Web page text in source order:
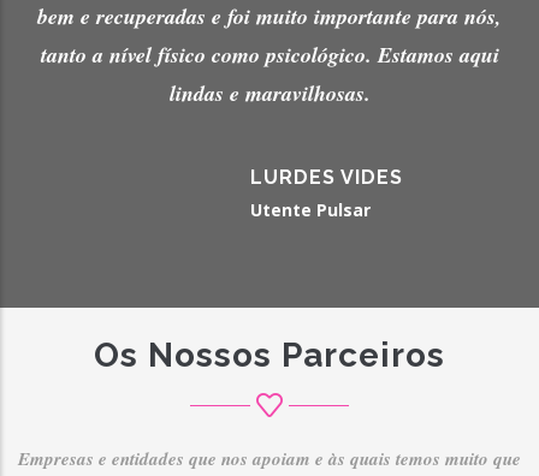
para nós,
aqui
nossa vida e todas as atividades que a
no fundo só nos vai ajudar na
cancro da mama.
MARGARIDA
Utente
Os Nossos Parceiros
Empresas e entidades que nos apoiam e às quais temos muito que